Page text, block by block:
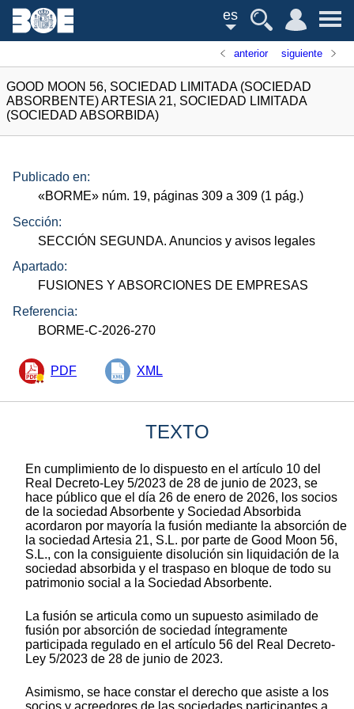
es
anterior siguiente
GOOD MOON 56, SOCIEDAD LIMITADA (SOCIEDAD
ABSORBENTE) ARTESIA 21, SOCIEDAD LIMITADA
(SOCIEDAD ABSORBIDA)
Publicado en:
«BORME» núm. 19, páginas 309 a 309 (1 pág.)
Sección:
SECCIÓN SEGUNDA. Anuncios y avisos legales
Apartado:
FUSIONES Y ABSORCIONES DE EMPRESAS
Referencia:
BORME-C-2026-270
PDF XML
TEXTO
En cumplimiento de lo dispuesto en el artículo 10 del
Real Decreto-Ley 5/2023 de 28 de junio de 2023, se
hace público que el día 26 de enero de 2026, los socios
de la sociedad Absorbente y Sociedad Absorbida
acordaron por mayoría la fusión mediante la absorción de
la sociedad Artesia 21, S.L. por parte de Good Moon 56,
S.L., con la consiguiente disolución sin liquidación de la
sociedad absorbida y el traspaso en bloque de todo su
patrimonio social a la Sociedad Absorbente.
La fusión se articula como un supuesto asimilado de
fusión por absorción de sociedad íntegramente
participada regulado en el artículo 56 del Real Decreto-
Ley 5/2023 de 28 de junio de 2023.
Asimismo, se hace constar el derecho que asiste a los
socios y acreedores de las sociedades participantes a